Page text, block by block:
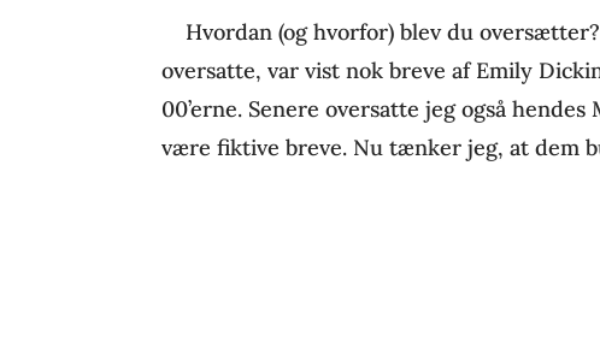
Hvordan (og hvorfor) blev du
oversatte, var vist nok breve af Emily
00’erne. Senere oversatte jeg også
være fiktive breve. Nu tænker jeg, at dem